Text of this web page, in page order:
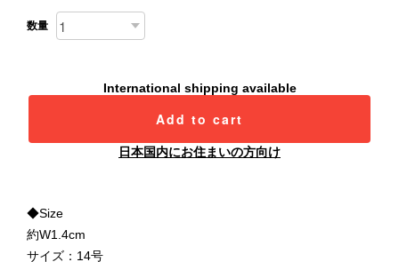
数量
International shipping available
Add to cart
日本国内にお住まいの方向け
◆Size
約W1.4cm
サイズ：14号